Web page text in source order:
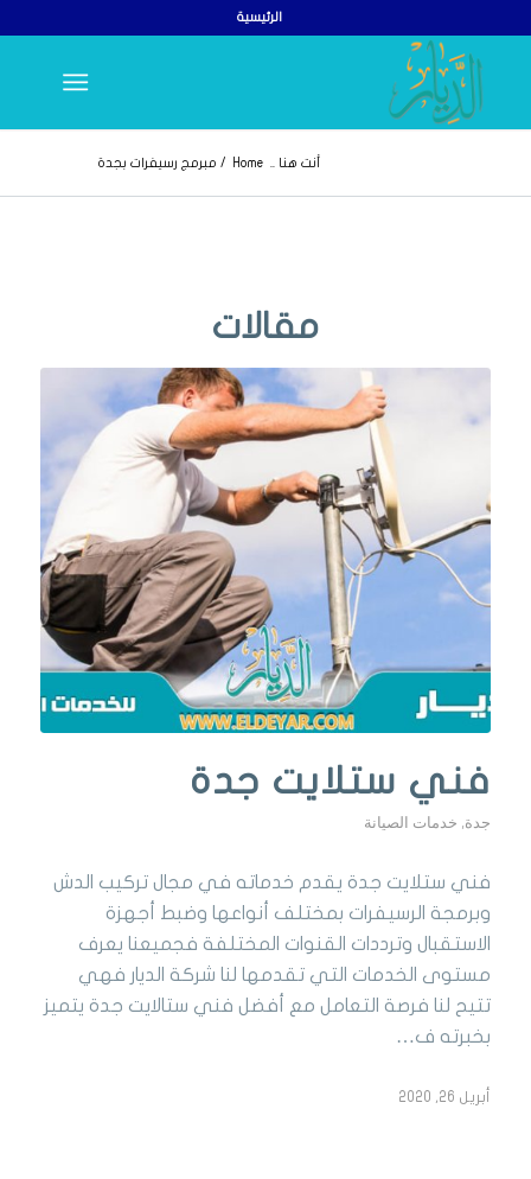
الرئيسية
أنت هنا .. Home
/ مبرمج رسيفرات بجدة
مقالات
فني ستلايت جدة
جدة, خدمات الصيانة
فني ستلايت جدة يقدم خدماته في مجال تركيب الدش
وبرمجة الرسيفرات بمختلف أنواعها وضبط أجهزة
الاستقبال وترددات القنوات المختلفة فجميعنا يعرف
مستوى الخدمات التي تقدمها لنا شركة الديار فهي
تتيح لنا فرصة التعامل مع أفضل فني ستالايت جدة يتميز
بخبرته ف…
أبريل 26, 2020